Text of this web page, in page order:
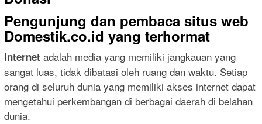
Pengunjung dan pembaca situs web
Domestik.co.id yang terhormat
Internet adalah media yang memiliki jangkauan yang
sangat luas, tidak dibatasi oleh ruang dan waktu. Setiap
orang di seluruh dunia yang memiliki akses internet dapat
mengetahui perkembangan di berbagai daerah di belahan
dunia.